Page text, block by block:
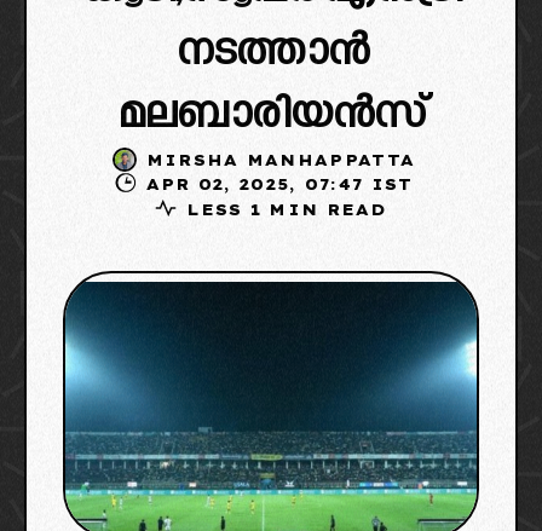
നടത്താൻ
മലബാരിയൻസ്
MIRSHA MANHAPPATTA
APR 02, 2025, 07:47 IST
LESS 1 MIN READ